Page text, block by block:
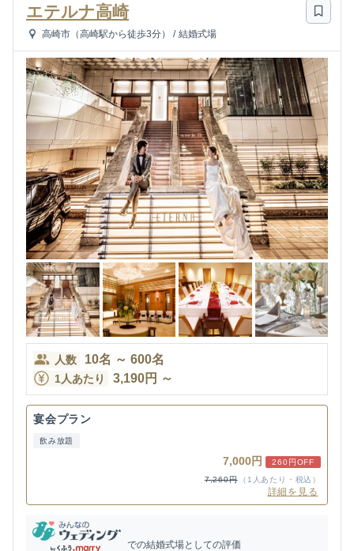
エテルナ高崎
高崎市（高崎駅から徒歩3分） / 結婚式場
人数 10名 ～ 600名
1人あたり 3,190円 ～
宴会プラン
飲み放題
7,000円
260円OFF
7,260円
（1人あたり・税込）
詳細を見る
での結婚式場としての評価